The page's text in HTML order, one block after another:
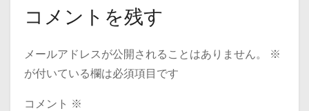
コメントを残す
メールアドレスが公開されることはありません。
※
が付いている欄は必須項目です
コメント ※